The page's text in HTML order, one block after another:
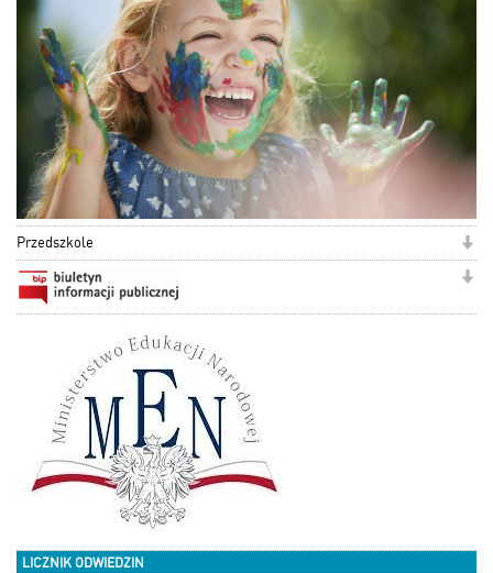
Przedszkole
LICZNIK ODWIEDZIN